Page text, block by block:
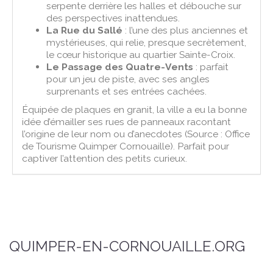
serpente derrière les halles et débouche sur
des perspectives inattendues.
La Rue du Sallé : l’une des plus anciennes et
mystérieuses, qui relie, presque secrètement,
le cœur historique au quartier Sainte-Croix.
Le Passage des Quatre-Vents : parfait
pour un jeu de piste, avec ses angles
surprenants et ses entrées cachées.
Équipée de plaques en granit, la ville a eu la bonne
idée d’émailler ses rues de panneaux racontant
l’origine de leur nom ou d’anecdotes (Source : Office
de Tourisme Quimper Cornouaille). Parfait pour
captiver l’attention des petits curieux.
QUIMPER-EN-CORNOUAILLE.ORG